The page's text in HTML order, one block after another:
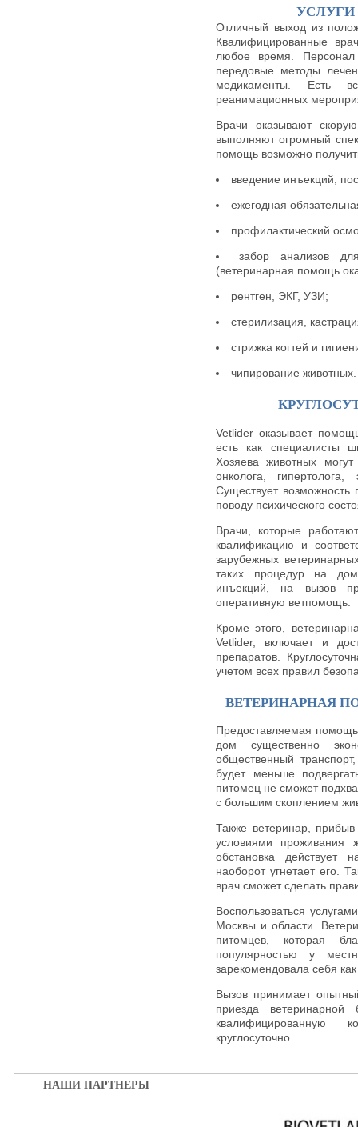
УСЛУГИ
Отличный выход из
Квалифицированные
любое время. Персонал
передовые методы
медикаменты. Есть
реанимационных
Врачи оказывают
выполняют огромный
помощь возможно
введение инъекций,
ежегодная
профилактический
забор анализов
(ветеринарная помощь
рентген, ЭКГ, УЗИ;
стерилизация,
стрижка когтей и
чипирование животных.
Vetlider оказывает
есть как специалисты
Хозяева животных могут
онколога,
Существует возможность
поводу психического
Врачи, которые
квалификацию и
зарубежных
таких процедур на
инъекций, на вызов
оперативную ветпомощь.
Кроме этого,
Vetlider, включает и
препаратов.
учетом всех правил
ВЕТЕРИНАРНАЯ
Предоставляемая
дом существенно
общественный
будет меньше
питомец не сможет
с большим скоплением
Также ветеринар,
условиями проживания
обстановка действует
наоборот угнетает его.
врач сможет сделать
Воспользоваться
Москвы и области.
питомцев, которая
популярностью у
зарекомендовала себя
Вызов принимает
приезда
квалифицированную
круглосуточно.
НАШИ ПАРТНЕРЫ